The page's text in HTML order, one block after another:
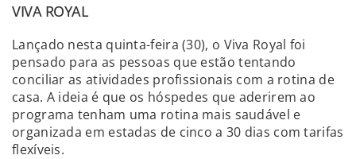
VIVA ROYAL
Lançado nesta quinta-feira (30), o Viva Royal foi
pensado para as pessoas que estão tentando
conciliar as atividades profissionais com a rotina de
casa. A ideia é que os hóspedes que aderirem ao
programa tenham uma rotina mais saudável e
organizada em estadas de cinco a 30 dias com tarifas
flexíveis.